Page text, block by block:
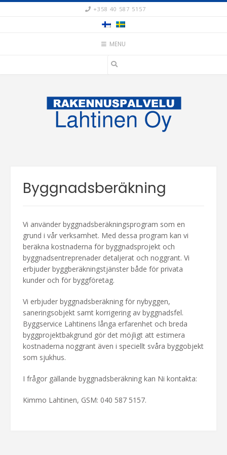
Skip
+358 40 587 5157
MENU
Byggnadsberäkning
Vi använder byggnadsberäkningsprogram som en
grund i vår verksamhet. Med dessa program kan vi
beräkna kostnaderna för byggnadsprojekt och
byggnadsentreprenader detaljerat och noggrant. Vi
erbjuder byggberäkningstjänster både för privata
kunder och för byggföretag.
Vi erbjuder byggnadsberäkning för nybyggen,
saneringsobjekt samt korrigering av byggnadsfel.
Byggservice Lahtinens långa erfarenhet och breda
byggprojektbakgrund gör det möjligt att estimera
kostnaderna noggrant även i speciellt svåra byggobjekt
som sjukhus.
I frågor gällande byggnadsberäkning kan Ni kontakta:
Kimmo Lahtinen, GSM: 040 587 5157.